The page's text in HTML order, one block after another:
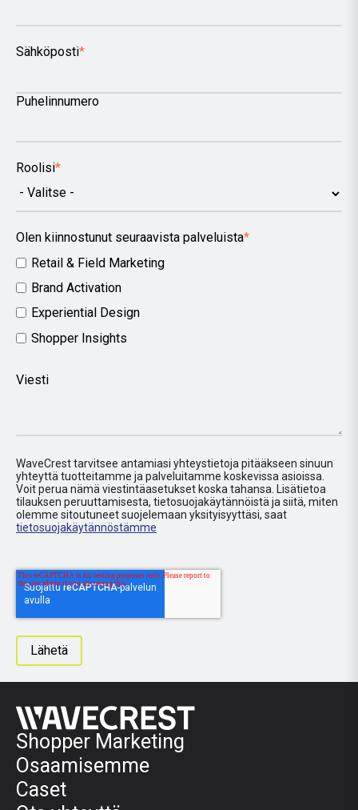
Sähköposti*
Puhelinnumero
Roolisi*
Olen kiinnostunut seuraavista palveluista*
Retail & Field Marketing
Brand Activation
Experiential Design
Shopper Insights
Viesti
WaveCrest tarvitsee antamiasi yhteystietoja pitääkseen sinuun
yhteyttä tuotteitamme ja palveluitamme koskevissa asioissa.
Voit perua nämä viestintäasetukset koska tahansa. Lisätietoa
tilauksen peruuttamisesta, tietosuojakäytännöistä ja siitä, miten
olemme sitoutuneet suojelemaan yksityisyyttäsi, saat
tietosuojakäytännöstämme
Shopper Marketing
Osaamisemme
Caset